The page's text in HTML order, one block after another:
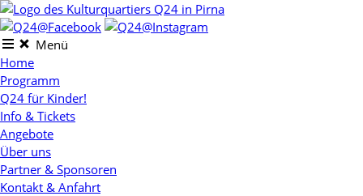
Skip
to
contentMenü
Home
Programm
Q24 für Kinder!
Info & Tickets
Angebote
Über uns
Partner & Sponsoren
Kontakt & Anfahrt